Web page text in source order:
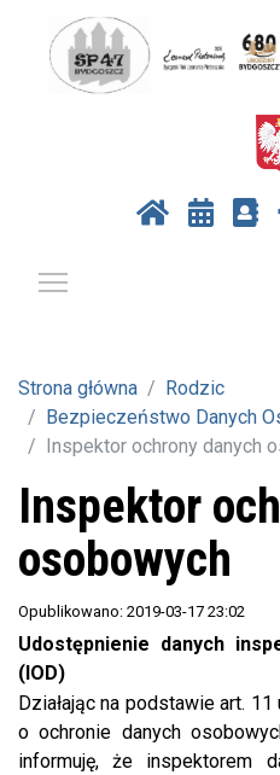
Strona główna
Rodzic
Bezpieczeństwo Danych
Inspektor ochrony danych
Inspektor
osobowych
Opublikowano: 2019-03-17 23:02
Udostępnienie danych
(IOD)
Działając na podstawie art.
o ochronie danych
informuję, że inspektorem